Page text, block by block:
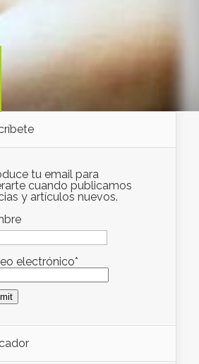
tu email para
cuando publicamos
y artículos nuevos.
electrónico*